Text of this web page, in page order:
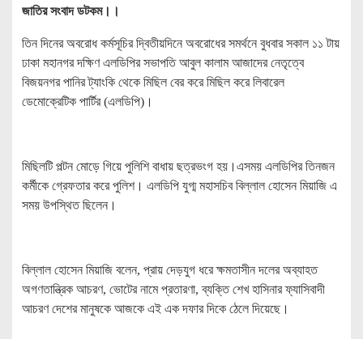
জাতির সংবাদ ডটকম।।
তিন দিনের অবরোধ কর্মসূচির দ্বিতীয়দিনে অবরোধের সমর্থনে বুধবার সকাল ১১ টায়
ঢাকা মহানগর দক্ষিণ এলডিপির সভাপতি আবুল কালাম আজাদের নেতৃত্বে
বিজয়নগর পানির ট্যাংকি থেকে মিছিল বের করে মিছিল করে লিবারেল
ডেমোক্রেটিক পার্টির (এলডিপি)।
মিছিলটি পল্টন মোড়ে গিয়ে পুলিশি বাধায় ছত্রভংগ হয়।এসময় এলডিপির তিনজন
কর্মীকে গ্রেফতার করে পুলিশ। এলডিপি যুগ্ম মহাসচিব বিল্লাল হোসেন মিয়াজি এ
সময় উপস্থিত ছিলেন।
বিল্লাল হোসেন মিয়াজি বলেন, প্রায় দেড়যুগ ধরে ক্ষমতাসীন দলের অব্যাহত
অগণতান্ত্রিক আচরণ, ভোটের নামে প্রতারণা, ব্যক্তি শেখ হাসিনার ফ্যাসিবাদী
আচরণ দেশের মানুষকে আজকে এই এক দফার দিকে ঠেলে দিয়েছে।